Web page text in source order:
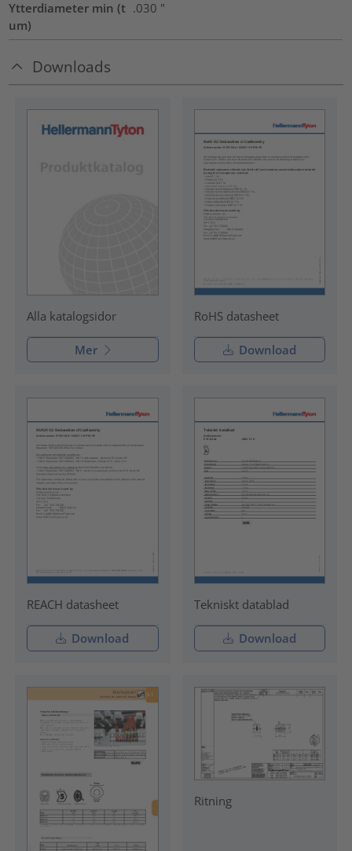
Ytterdiameter min (t
um)
.030 "
Downloads
Alla katalogsidor
Mer
RoHS datasheet
Download
REACH datasheet
Download
Tekniskt datablad
Download
Ritning